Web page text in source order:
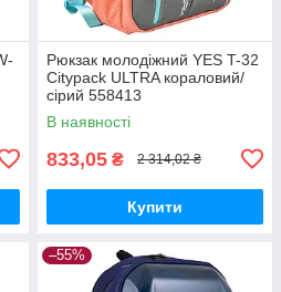
Рюкзак молодіжний YES T-32
Citypack ULTRA кораловий/
сірий 558413
В наявності
833,05 ₴ 2 314,02 ₴
Купити
–55%